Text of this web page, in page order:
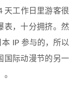
天工作日里游客很
表，十分拥挤。然
IP 参与的，所以
国际动漫节的另一